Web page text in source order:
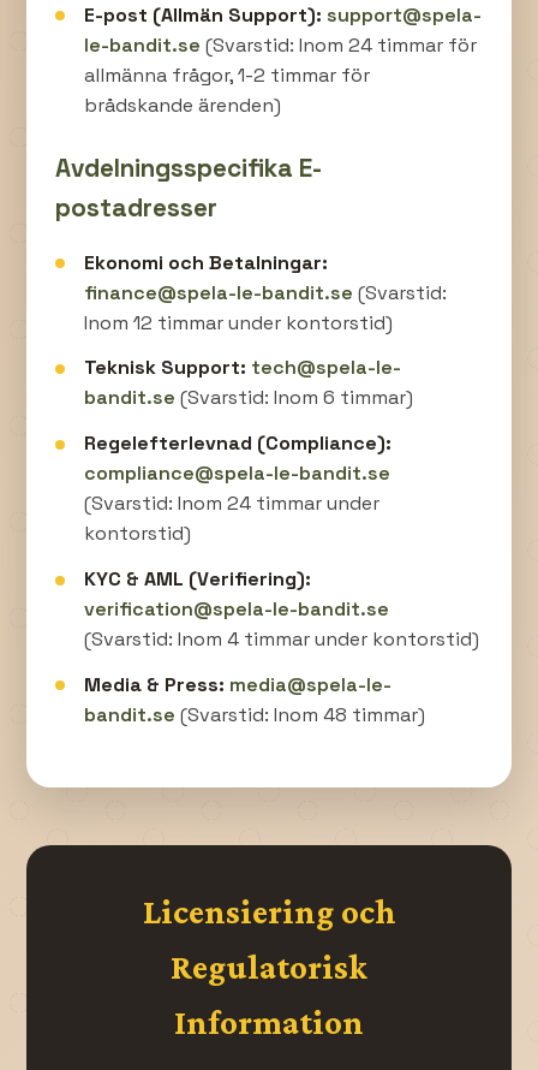
E-post (Allmän Support): support@spela-
le-bandit.se (Svarstid: Inom 24 timmar för
allmänna frågor, 1-2 timmar för
brådskande ärenden)
Avdelningsspecifika E-
postadresser
Ekonomi och Betalningar:
finance@spela-le-bandit.se (Svarstid:
Inom 12 timmar under kontorstid)
Teknisk Support: tech@spela-le-
bandit.se (Svarstid: Inom 6 timmar)
Regelefterlevnad (Compliance):
compliance@spela-le-bandit.se
(Svarstid: Inom 24 timmar under
kontorstid)
KYC & AML (Verifiering):
verification@spela-le-bandit.se
(Svarstid: Inom 4 timmar under kontorstid)
Media & Press: media@spela-le-
bandit.se (Svarstid: Inom 48 timmar)
Licensiering och
Regulatorisk
Information